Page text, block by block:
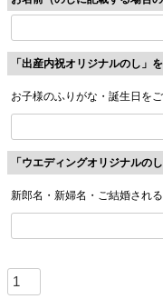
「出産内祝オリジナルのし」
お子様のふりがな・誕生日を
「ウエディングオリジナルの
新郎名・新婦名・ご結婚され